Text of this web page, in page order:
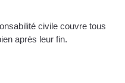
civile couvre tous
après leur fin.